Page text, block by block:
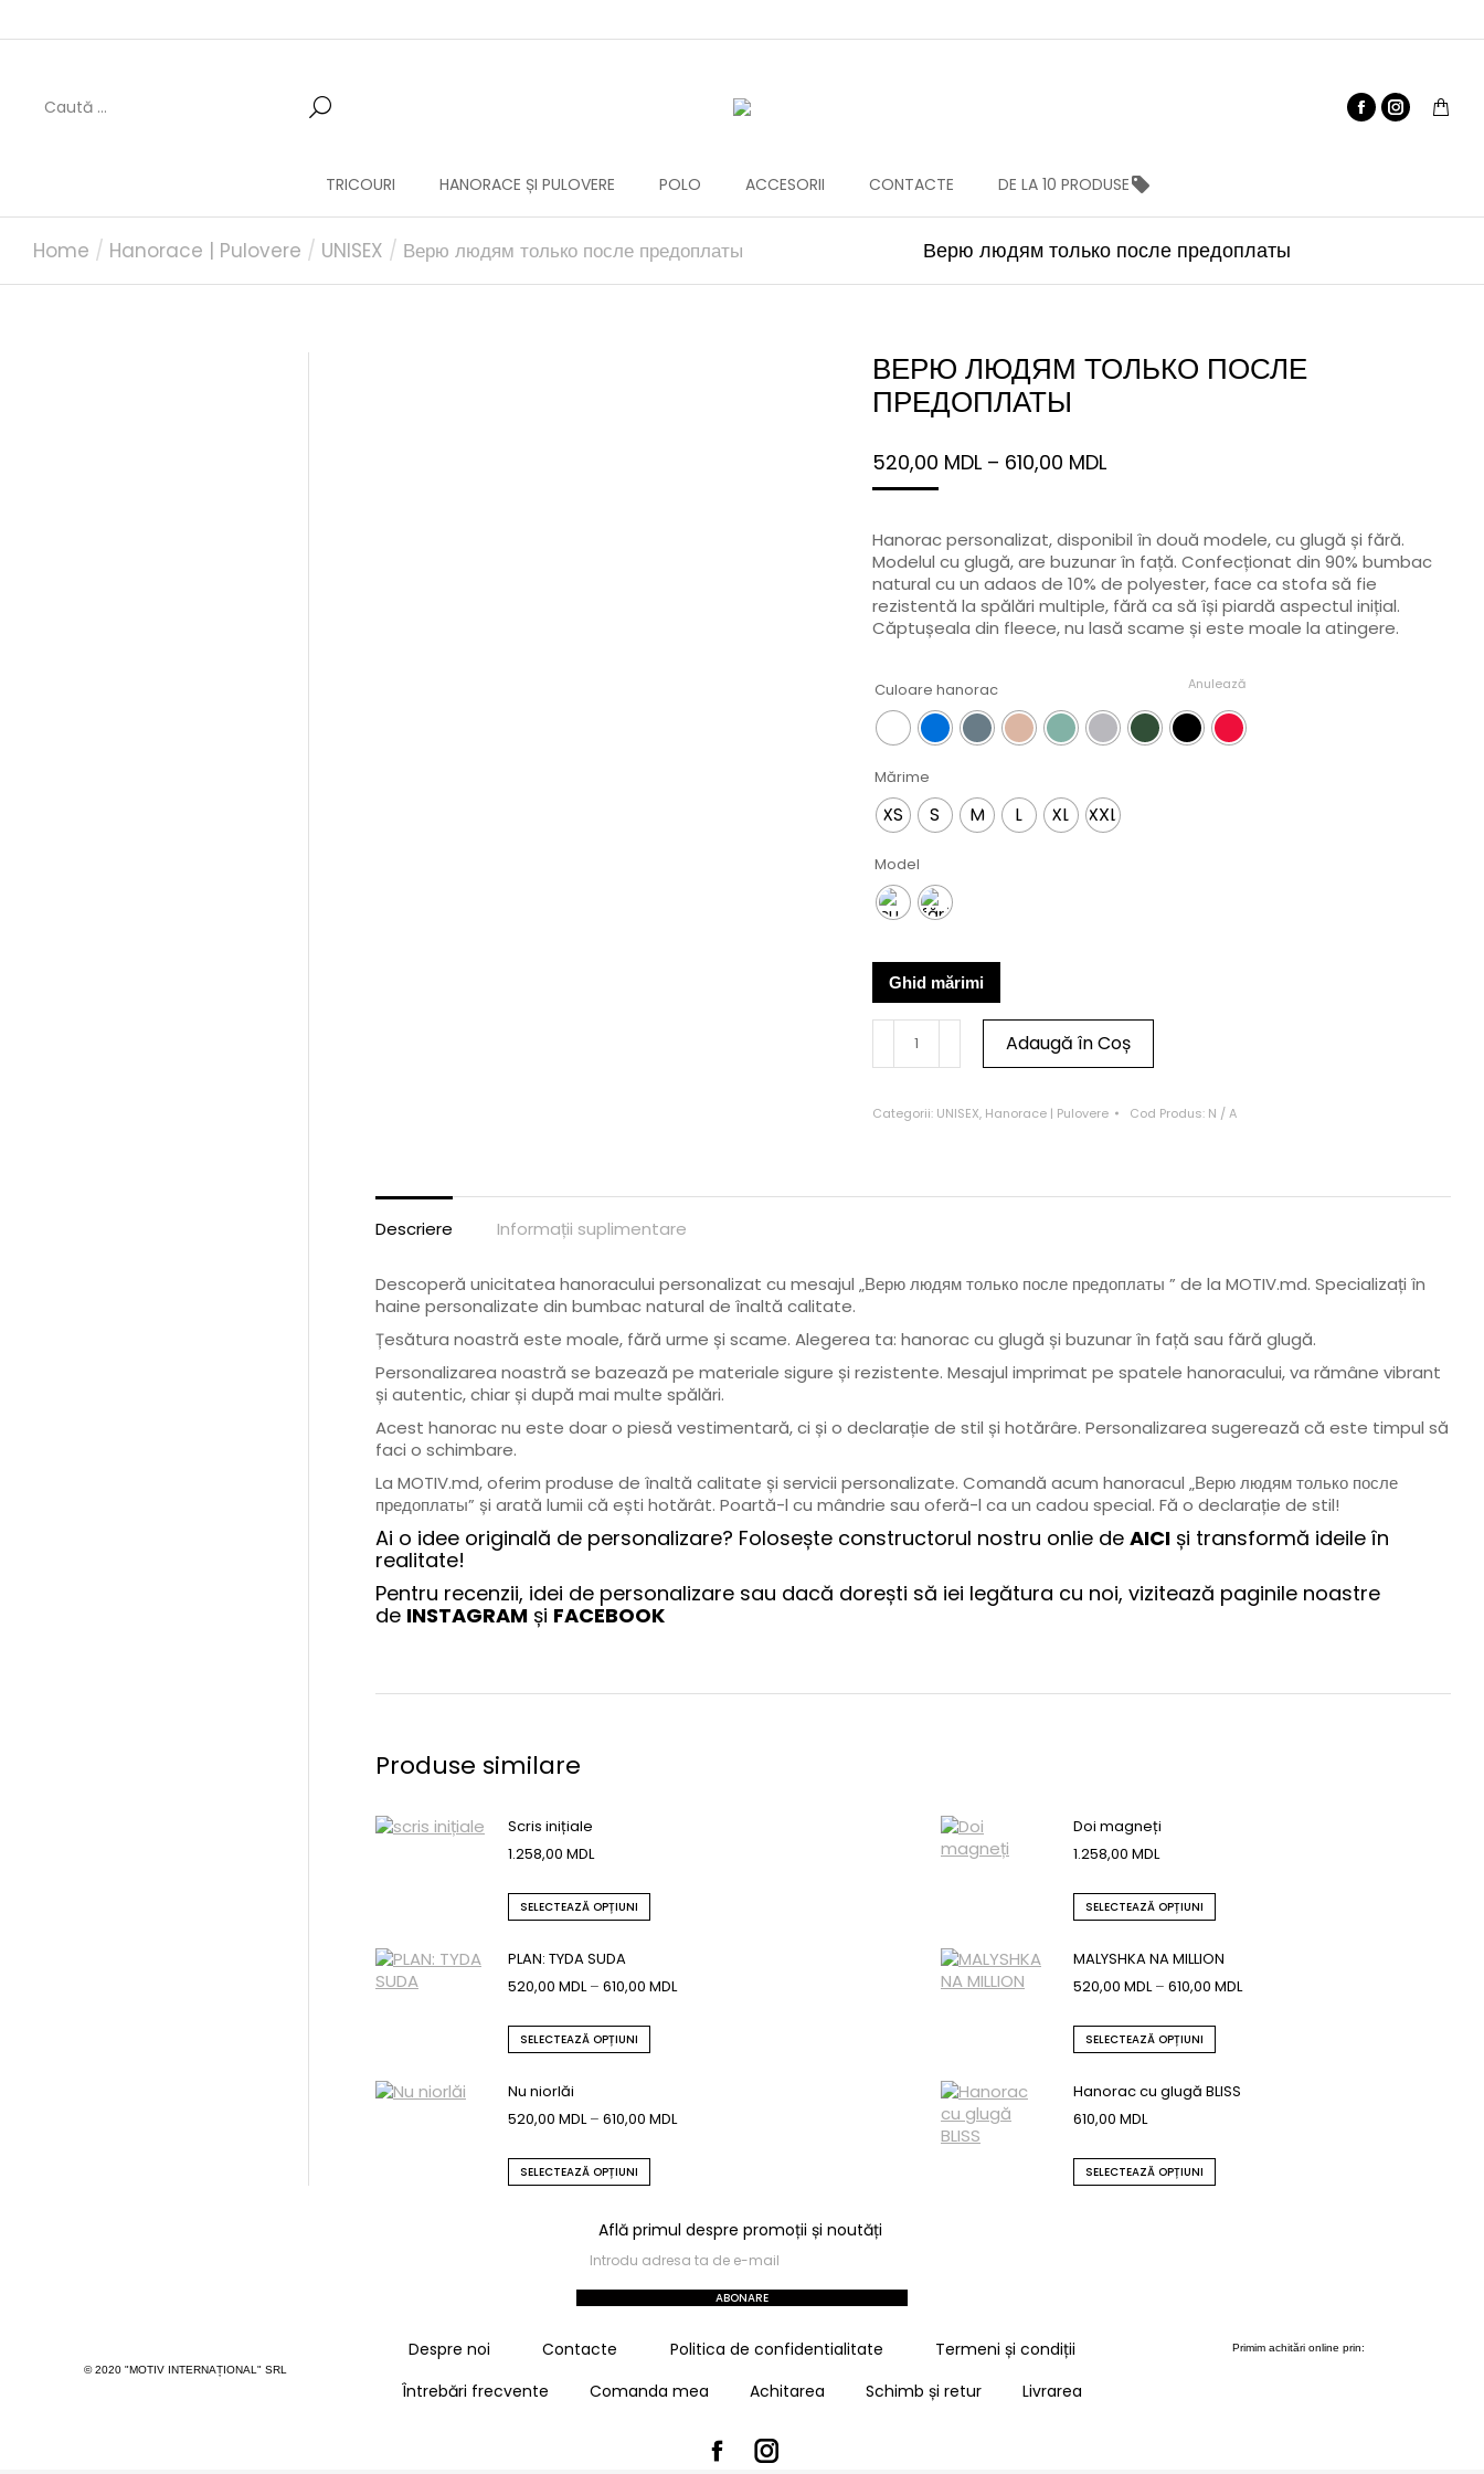
TRICOURI HANORACE ȘI PULOVERE POLO ACCESORII CONTACTE DE LA 10 PRODUSE
You are here:
Home Hanorace | Pulovere UNISEX Верю людям только после предоплаты Верю людям только после предоплаты
ВЕРЮ ЛЮДЯМ ТОЛЬКО ПОСЛЕ
ПРЕДОПЛАТЫ
520,00 MDL – 610,00 MDL
Hanorac personalizat, disponibil în două modele, cu glugă și fără.
Modelul cu glugă, are buzunar în față. Confecționat din 90% bumbac
natural cu un adaos de 10% de polyester, face ca stofa să fie
rezistentă la spălări multiple, fără ca să își piardă aspectul inițial.
Căptușeala din fleece, nu lasă scame și este moale la atingere.
Culoare hanorac
Mărime
XS S M L XL XXL
Model
Anulează
Ghid mărimi
Adaugă în Coș
Categorii: UNISEX, Hanorace | Pulovere Cod Produs: N / A
Descriere Informații suplimentare
Descoperă unicitatea hanoracului personalizat cu mesajul „Верю людям только после предоплаты ” de la MOTIV.md. Specializați în
haine personalizate din bumbac natural de înaltă calitate.
Țesătura noastră este moale, fără urme și scame. Alegerea ta: hanorac cu glugă și buzunar în față sau fără glugă.
Personalizarea noastră se bazează pe materiale sigure și rezistente. Mesajul imprimat pe spatele hanoracului, va rămâne vibrant
și autentic, chiar și după mai multe spălări.
Acest hanorac nu este doar o piesă vestimentară, ci și o declarație de stil și hotărâre. Personalizarea sugerează că este timpul să
faci o schimbare.
La MOTIV.md, oferim produse de înaltă calitate și servicii personalizate. Comandă acum hanoracul „Верю людям только после
предоплаты” și arată lumii că ești hotărât. Poartă-l cu mândrie sau oferă-l ca un cadou special. Fă o declarație de stil!
Ai o idee originală de personalizare? Folosește constructorul nostru onlie de AICI și transformă ideile în
realitate!
Pentru recenzii, idei de personalizare sau dacă dorești să iei legătura cu noi, vizitează paginile noastre
de INSTAGRAM și FACEBOOK
Produse similare
Scris inițiale
1.258,00 MDL
SELECTEAZĂ OPȚIUNI
Doi magneți
1.258,00 MDL
SELECTEAZĂ OPȚIUNI
PLAN: TYDA SUDA
520,00 MDL – 610,00 MDL
SELECTEAZĂ OPȚIUNI
MALYSHKA NA MILLION
520,00 MDL – 610,00 MDL
SELECTEAZĂ OPȚIUNI
Nu niorlăi
520,00 MDL – 610,00 MDL
SELECTEAZĂ OPȚIUNI
Hanorac cu glugă BLISS
610,00 MDL
SELECTEAZĂ OPȚIUNI
Află primul despre promoții și noutăți
ABONARE
© 2020 "MOTIV INTERNAȚIONAL" SRL
Despre noi Contacte Politica de confidentialitate
Termeni și condiții
Întrebări frecvente
Comanda mea Achitarea Schimb și retur Livrarea
Primim achitări online prin: